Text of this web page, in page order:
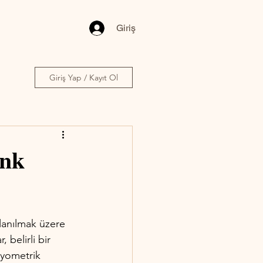
Giriş
Giriş Yap / Kayıt Ol
üzere
belirli bir